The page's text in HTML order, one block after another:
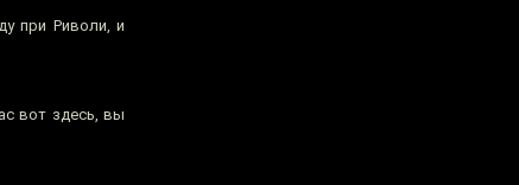
при Риволи, и
вот здесь, вы